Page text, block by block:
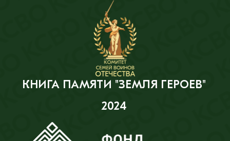
КНИГА ПАМЯТИ "ЗЕМЛЯ ГЕРОЕВ"
2024